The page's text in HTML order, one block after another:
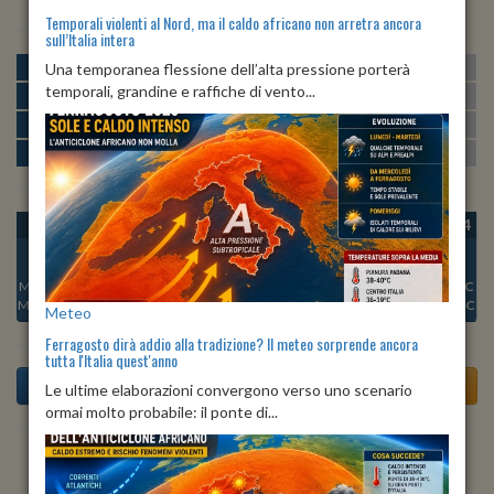
MATTINA min:19º max:25º U:
POMERIGGIO min:26º max:26º
SERA min:21º max:28º U:84% 95%
NOTTE min: 19º max:20º U:85%
OGGI
Min:
22°C
Max:29°C
DOM 09
Min:
Max:28°C
LUN 10
Min:21°C
Max:28°C
MAR 11
Min:
20°C
Max:28°C
MER 12
Max:29°C
GIO 13
Min:21°C
Max:28°C
VEN 14
21°C
Max:28°C
Previsioni del Tempo a Accadia tra 5 giorni
Temporali violenti al Nord, ma il caldo africano non arretra ancora
sull’Italia intera
Una temporanea flessione dell’alta pressione porterà
temporali, grandine e raffiche di vento...
Meteo
Ferragosto dirà addio alla tradizione? Il meteo sorprende ancora
tutta l'Italia quest'anno
Le ultime elaborazioni convergono verso uno scenario
ormai molto probabile: il ponte di...